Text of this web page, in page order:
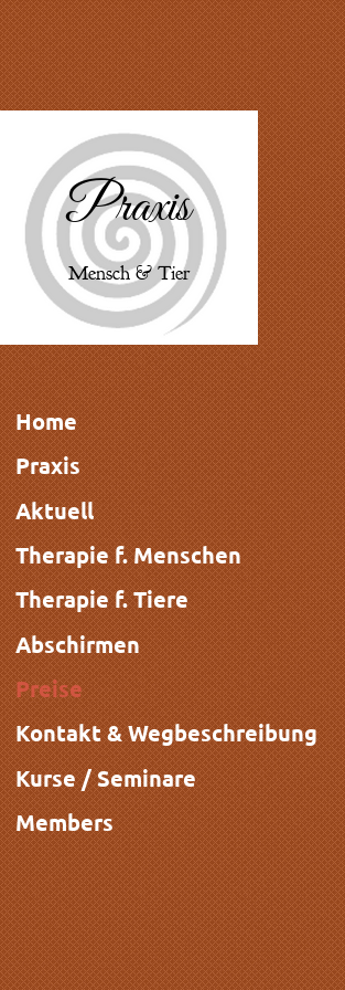
Praxis
Mensch & Tier
Home
Praxis
Aktuell
Therapie f. Menschen
Therapie f. Tiere
Abschirmen
Preise
Kontakt & Wegbeschreibung
Kurse / Seminare
Members